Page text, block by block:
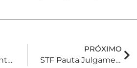
Edital Regulamenta Adesão Ao Programa Acordo Gaúcho Para Inclusão De Débitos De ICMS
PRÓXIMO
STF Pauta Julgamentos Decisivos Sobre A Base De Cálculo Do PIS E Da COFIN